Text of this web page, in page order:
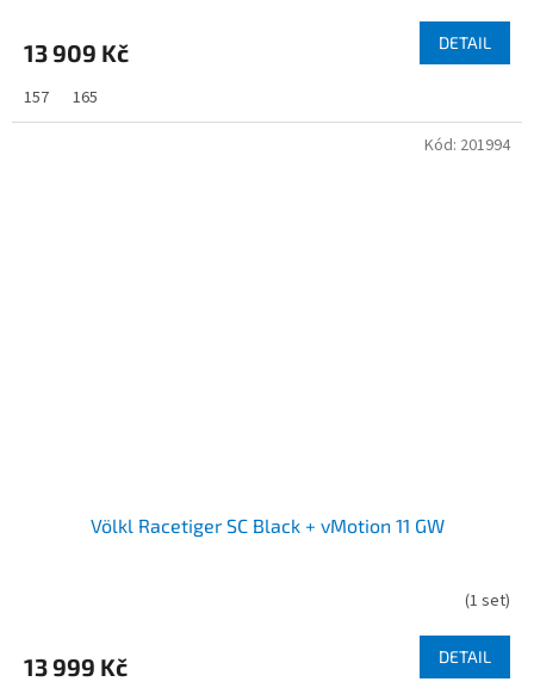
13 909 Kč DETAIL
157 165
Völkl Racetiger SC Black + vMotion 11 GW
(1 set)
13 999 Kč DETAIL
Kód: 201994